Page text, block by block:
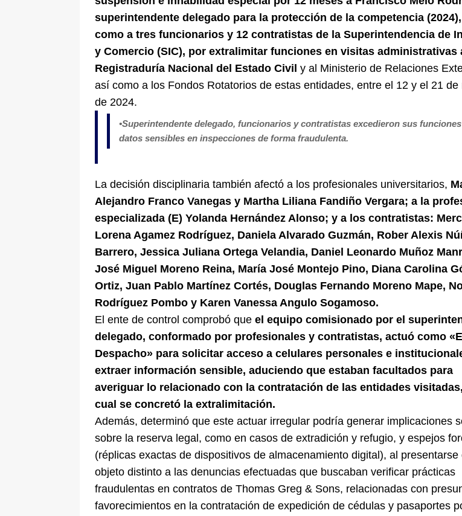
superintendente delegado para la protección de la competencia
como a tres funcionarios y 12 contratistas de la Superintendencia de
y Comercio (SIC), por extralimitar funciones en visitas administrativas
Registraduría Nacional del Estado Civil y al Ministerio de Relaciones
así como a los Fondos Rotatorios de estas entidades, entre el 12 y el 21 de
de 2024.
•⁠Superintendente delegado, funcionarios y contratistas excedieron sus
datos sensibles en inspecciones de forma fraudulenta.
La decisión disciplinaria también afectó a los profesionales universitarios,
Alejandro Franco Vanegas y Martha Liliana Fandiño Vergara; a la
especializada (E) Yolanda Hernández Alonso; y a los contratistas:
Lorena Agamez Rodríguez, Daniela Alvarado Guzmán, Rober Alexis
Barrero, Jessica Juliana Ortega Velandia, Daniel Leonardo Muñoz
José Miguel Moreno Reina, María José Montejo Pino, Diana Carolina
Ortiz, Juan Pablo Martínez Cortés, Douglas Fernando Moreno Mape,
Rodríguez Pombo y Karen Vanessa Angulo Sogamoso.
El ente de control comprobó que el equipo comisionado por el
delegado, conformado por profesionales y contratistas, actuó como «El
Despacho» para solicitar acceso a celulares personales e
extraer información sensible, aduciendo que estaban facultados para
averiguar lo relacionado con la contratación de las entidades
cual se concretó la extralimitación.
Además, determinó que este actuar irregular podría generar implicaciones
sobre la reserva legal, como en casos de extradición y refugio, y espejos
(réplicas exactas de dispositivos de almacenamiento digital), al presentarse
objeto distinto a las denuncias efectuadas que buscaban verificar prácticas
fraudulentas en contratos de Thomas Greg & Sons, relacionadas con
favorecimientos en la contratación de expedición de cédulas y pasaportes